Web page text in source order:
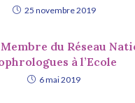
25 novembre 2019
du Réseau
à l’Ecole
6 mai 2019